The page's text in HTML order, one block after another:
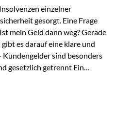
einzelner
gesorgt. Eine Frage
mein Geld dann weg? Gerade
es darauf eine klare und
sind besonders
gesetzlich getrennt Ein
bedeutet:Die